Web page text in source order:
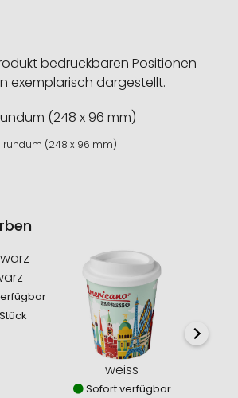
bedruckbaren Positionen
exemplarisch dargestellt.
rundum (248 x 96 mm)
weiss
Sofort verfügbar